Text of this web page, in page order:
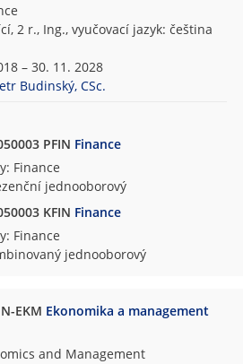
2 r., Ing., vyučovací jazyk: čeština
– 30. 11. 2028
Budinský, CSc.
PFIN Finance
Finance
jednooborový
KFIN Finance
Finance
jednooborový
EKM Ekonomika a management
and Management